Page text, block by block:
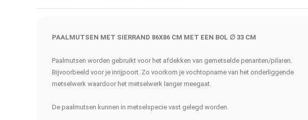
PAALMUTSEN MET SIERRAND 86X86 CM MET EEN BOL ∅ 33 CM
Paalmutsen worden gebruikt voor het afdekken van gemetselde penanten/pilaren.
Bijvoorbeeld voor je inrijpoort. Zo voorkom je vochtopname van het onderliggende
metselwerk waardoor het metselwerk langer meegaat.
De paalmutsen kunnen in metselspecie vast gelegd worden.